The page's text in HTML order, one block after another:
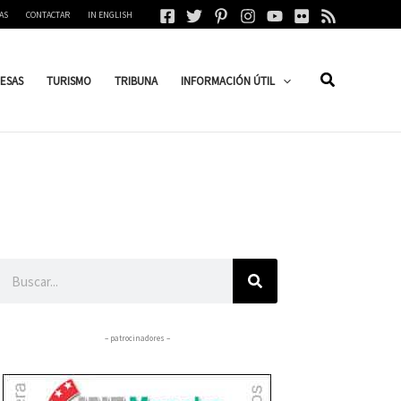
CONTACTAR IN ENGLISH
TURISMO TRIBUNA INFORMACIÓN ÚTIL
– patrocinadores –